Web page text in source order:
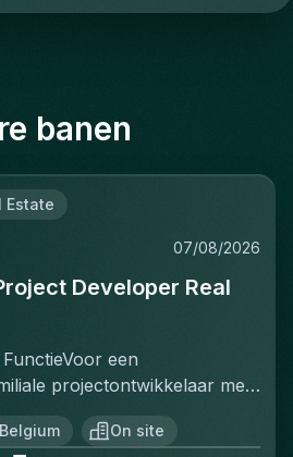
banen
Estate
07/08/2026
Developer Real
een
projectontwikkelaar met
de Belgische vastgoedmarkt,
die
Belgium On site